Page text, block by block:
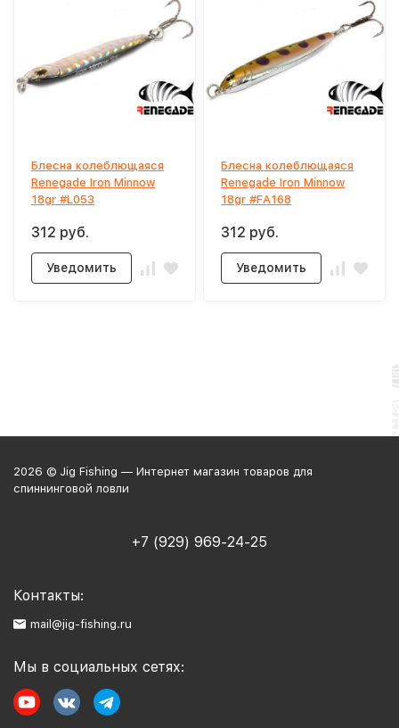
Блесна колеблющаяся
Renegade Iron Minnow
18gr #L053
312 руб.
Уведомить
Блесна колеблющаяся
Renegade Iron Minnow
18gr #FA168
312 руб.
Уведомить
2026 © Jig Fishing — Интернет магазин товаров для
спиннинговой ловли
+7 (929) 969-24-25
Контакты:
mail@jig-fishing.ru
Мы в социальных сетях: